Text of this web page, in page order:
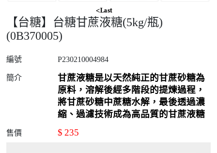
【台糖】台糖甘蔗液糖(5kg/瓶)
(0B370005)
編號 P230210004984
簡介
甘蔗液糖是以天然純正的甘蔗砂糖為
原料，溶解後經多階段的提煉過程，
將甘蔗砂糖中蔗糖水解，最後透過濃
縮、過濾技術成為高品質的甘蔗液糖
售價 $ 235